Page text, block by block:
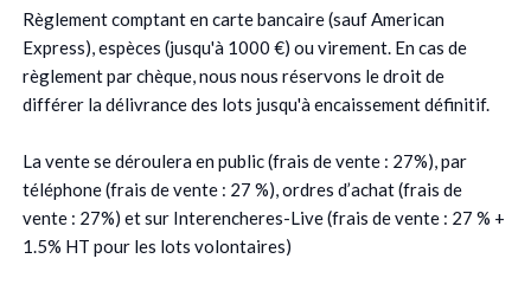
Règlement comptant en carte bancaire (sauf American
Express), espèces (jusqu'à 1000 €) ou virement. En cas de
règlement par chèque, nous nous réservons le droit de
différer la délivrance des lots jusqu'à encaissement définitif.
La vente se déroulera en public (frais de vente : 27%), par
téléphone (frais de vente : 27 %), ordres d’achat (frais de
vente : 27%) et sur Interencheres-Live (frais de vente : 27 % +
1.5% HT pour les lots volontaires)